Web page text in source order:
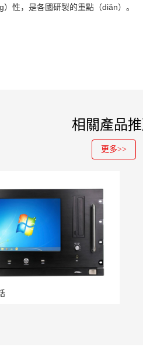
性，是各國研製的重點（diǎn）。
相關產品
更多>>